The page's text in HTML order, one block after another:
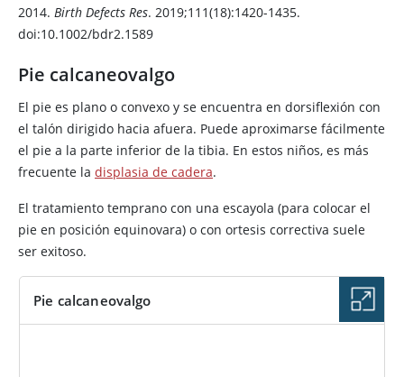
2014. Birth Defects Res. 2019;111(18):1420-1435.
doi:10.1002/bdr2.1589
Pie calcaneovalgo
El pie es plano o convexo y se encuentra en dorsiflexión con
el talón dirigido hacia afuera. Puede aproximarse fácilmente
el pie a la parte inferior de la tibia. En estos niños, es más
frecuente la displasia de cadera.
El tratamiento temprano con una escayola (para colocar el
pie en posición equinovara) o con ortesis correctiva suele
ser exitoso.
Pie calcaneovalgo